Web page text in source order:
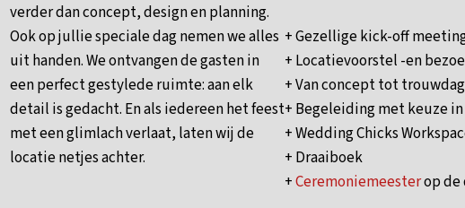
verder dan concept, design en planning.
Ook op jullie speciale dag nemen we alles
uit handen. We ontvangen de gasten in
een perfect gestylede ruimte: aan elk
detail is gedacht. En als iedereen het feest
met een glimlach verlaat, laten wij de
locatie netjes achter.
+ Gezellige kick-off
+ Locatievoorstel -en
+ Van concept tot trouwdag
+ Begeleiding met keuze
+ Wedding Chicks
+ Draaiboek
+Ceremoniemeesterop de